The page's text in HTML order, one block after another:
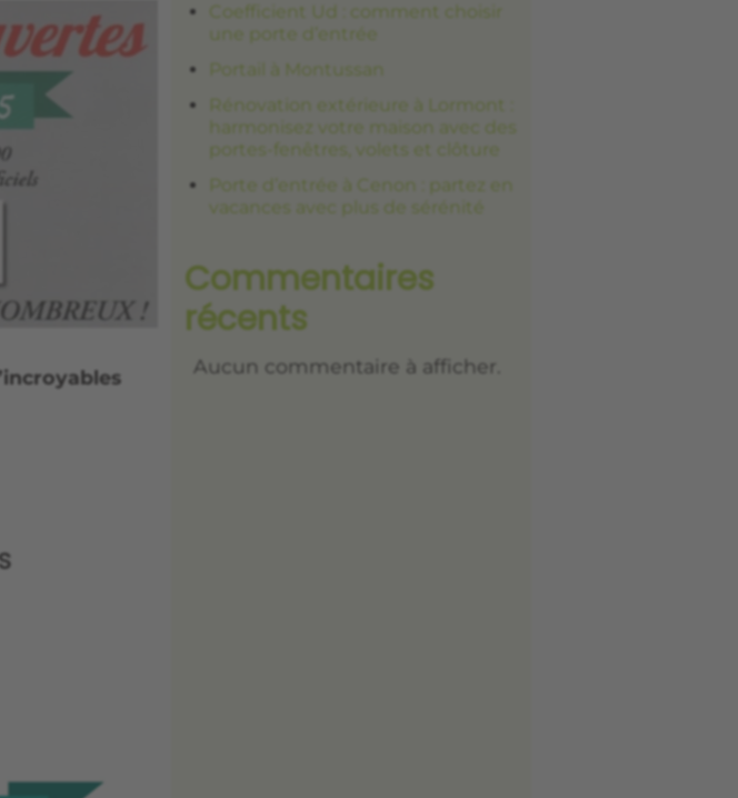
Coefficient Ud : comment choisir
une porte d’entrée
Portail à Montussan
Rénovation extérieure à Lormont :
harmonisez votre maison avec des
portes-fenêtres, volets et clôture
Porte d’entrée à Cenon : partez en
vacances avec plus de sérénité
Commentaires
récents
Aucun commentaire à afficher.